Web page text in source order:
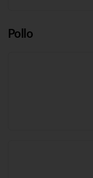
Pollo